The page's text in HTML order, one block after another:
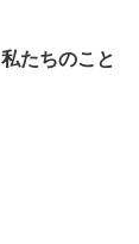
私たちのこと